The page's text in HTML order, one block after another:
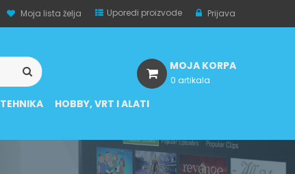
Moja lista želja Uporedi proizvode Prijava
TEHNIKA HOBBY, VRT I ALATI
MOJA KORPA
0 artikala